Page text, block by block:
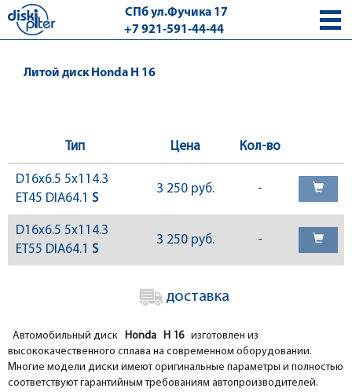
СПб ул.Фучика 17
+7 921-591-44-44
Литой диск Honda H 16
Тип Цена Кол-во
D16x6.5 5x114.3
ET45 DIA64.1 S
3 250 руб. -
D16x6.5 5x114.3
ET55 DIA64.1 S
3 250 руб. -
доставка
Автомобильный диск Honda H 16 изготовлен из
высококачественного сплава на современном оборудовании.
Многие модели диски имеют оригинальные параметры и полностью
соответствуют гарантийным требованиям автопроизводителей.